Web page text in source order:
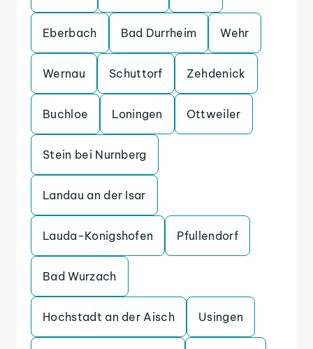
Eberbach Bad Durrheim Wehr
Wernau Schuttorf Zehdenick
Buchloe Loningen Ottweiler
Stein bei Nurnberg
Landau an der Isar
Lauda-Konigshofen Pfullendorf
Bad Wurzach
Hochstadt an der Aisch Usingen